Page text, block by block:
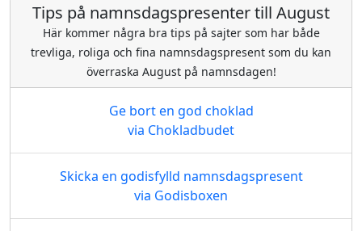
Tips på namnsdagspresenter till August
Här kommer några bra tips på sajter som har både
trevliga, roliga och fina namnsdagspresent som du kan
överraska August på namnsdagen!
Ge bort en god choklad
via Chokladbudet
Skicka en godisfylld namnsdagspresent
via Godisboxen